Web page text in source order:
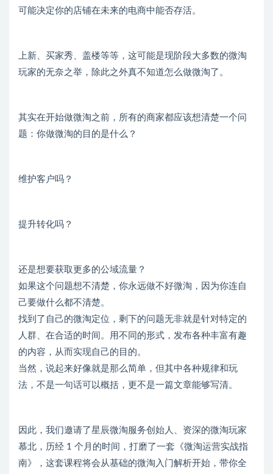
可能决定你的店铺在未来的电商中能否存活。
上新、买家秀、盖楼等等，这可能是现阶段大多数的微淘
玩家的无奈之举，除此之外真不知道怎么做微淘了。
其实在开始做微淘之前，所有的商家都应该想清楚一个问
题：你做微淘的目的是什么？
维护客户吗？
提升转化吗？
还是想要获取更多的公域流量？
如果这个问题想不清楚，你永远做不好微淘，因为你连自
己要做什么都不清楚。
找到了自己的微淘定位，剩下的问题无非就是针对特定的
人群、在合适的时间。用不同的形式，发布各种丰富有趣
的内容，从而实现自己的目的。
当然，说起来好像就是那么简单，但其中各种规律和玩
法，不是一句话可以概括，更不是一篇文章能够写清。
因此，我们邀请了星辰微淘服务创始人、资深的微淘玩家
慕北，历经 1 个月的时间，打磨了一套《微淘运营实战指
南》，这套课程将会从基础的微淘入门解析开始，带你全